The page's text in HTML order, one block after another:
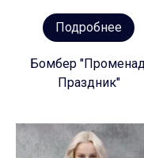
Подробнее
Бомбер
Праздник"